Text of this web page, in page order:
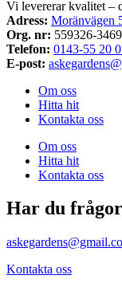
Vi levererar kvalitet –
Adress: Moränvägen
Org. nr: 559326-3469
Telefon: 0143-55 20
E-post:
Om oss
Hitta hit
Kontakta oss
Om oss
Hitta hit
Kontakta oss
Har du
Kontakta oss